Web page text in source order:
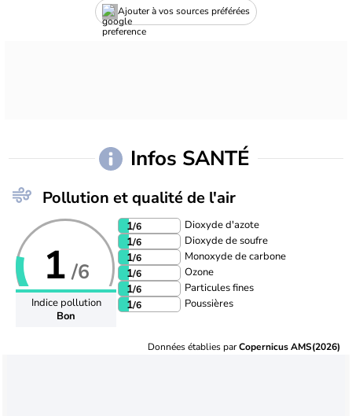
Ajouter à vos sources préférées
Infos SANTÉ
Pollution et qualité de l'air
1 /6
Indice pollution
Bon
1/6 Dioxyde d'azote
1/6 Dioxyde de soufre
1/6 Monoxyde de carbone
1/6 Ozone
1/6 Particules fines
1/6 Poussières
Données établies parCopernicus AMS(2026)